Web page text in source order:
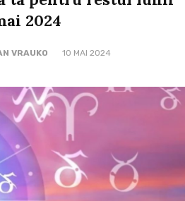
2024
VRAUKO 10 MAI 2024